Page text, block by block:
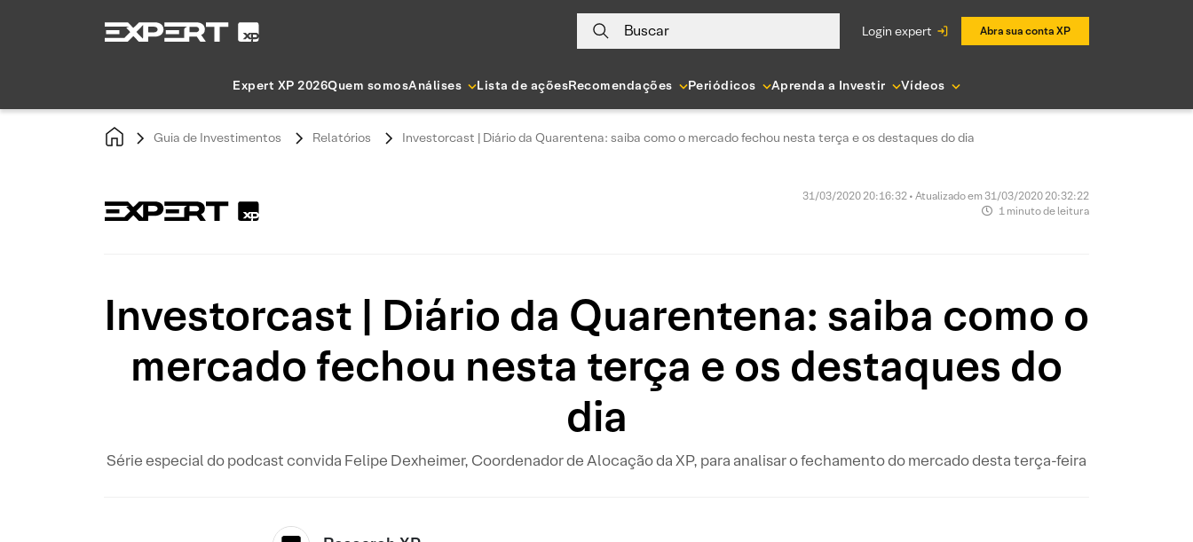
Buscar login expert Abra sua conta XP
Expert XP 2026Quem somosAnálises Lista de açõesRecomendações Periódicos Aprenda a Investir Vídeos
Guia de Investimentos Relatórios Investorcast | Diário da Quarentena: saiba como o mercado fechou nesta terça e os destaques do dia
31/03/2020 20:16:32 • Atualizado em 31/03/2020 20:32:22
1 minuto de leitura
Investorcast | Diário da Quarentena: saiba como o
mercado fechou nesta terça e os destaques do
dia
Série especial do podcast convida Felipe Dexheimer, Coordenador de Alocação da XP, para analisar o fechamento do mercado desta terça-feira